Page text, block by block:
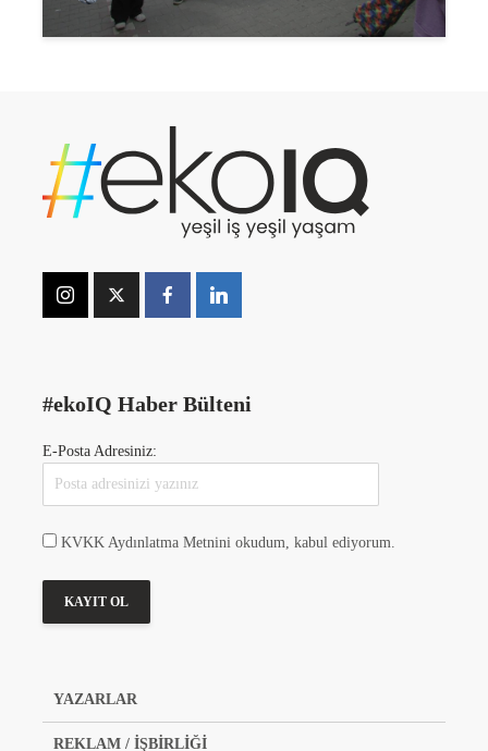
#ekoIQ Haber Bülteni
E-Posta Adresiniz:
KVKK Aydınlatma Metnini okudum, kabul ediyorum.
YAZARLAR
REKLAM / İŞBİRLİĞİ